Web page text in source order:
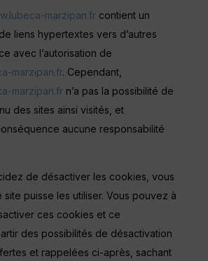
marzipan.frcontient un
liens hypertextes vers d’autres
avec l’autorisation de
marzipan.fr. Cependant,
marzipan.frn’a pas la possibilité de
des sites ainsi visités, et
aucune responsabilité
de désactiver les cookies, vous
puisse les utiliser. Vous pouvez à
ces cookies et ce
des possibilités de désactivation
et rappelées ci-après, sachant